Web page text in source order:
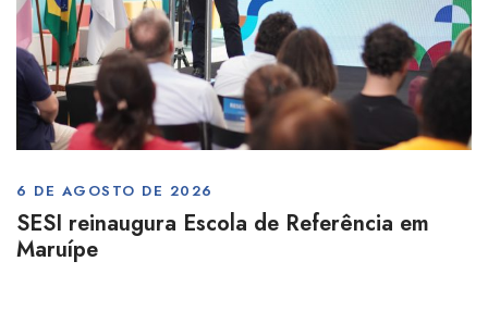
6 DE AGOSTO DE 2026
SESI reinaugura Escola de Referência em
Maruípe